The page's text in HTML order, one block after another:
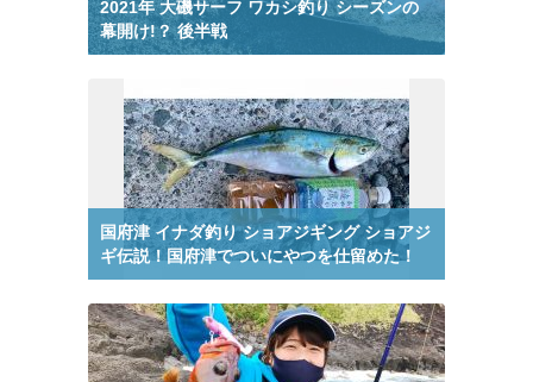
釣り動画 南房総市 から検索